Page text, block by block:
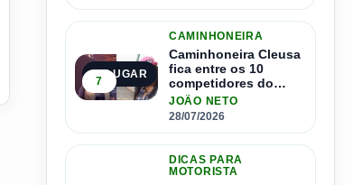
4º LUGAR
7
CAMINHONEIRA
Caminhoneira Cleusa
fica entre os 10
competidores do
Master Driver Brasil
JOÃO NETO
28/07/2026
DICAS PARA
MOTORISTA